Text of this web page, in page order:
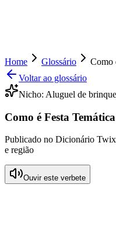
Home Glossário
Como
Voltar ao glossário
Nicho: Aluguel de
Como é Festa Temática
Publicado no Dicionário
e região
Ouvir este verbete